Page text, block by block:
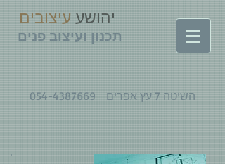
יהושע עיצובים
תכנון ועיצוב פנים
השיטה 7 עץ אפרים 054-4387669